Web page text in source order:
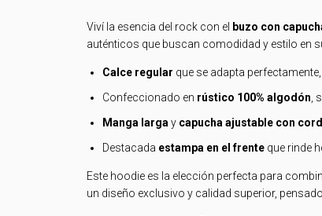
Viví la esencia del rock con el buzo con
auténticos que buscan comodidad y estilo en
Calce regular que se adapta
Confeccionado en rústico 100% algodón ,
Manga larga y capucha ajustable con
Destacada estampa en el frente que rinde
Este hoodie es la elección perfecta para
un diseño exclusivo y calidad superior,